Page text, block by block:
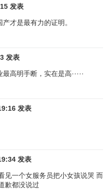
惠，而尽量缩减广告费
挥活动行销
在纳布拉斯加州费尔佰利的
队”，并组织参加了当地举
格外引人注目。为了给社
造欢乐气氛，沃尔玛会经
的竞赛活动。这一活动吸引
加、观看。新闻媒体的采访
的知名度。另外，在沃尔
发表
才是最有力的证明。
发表
高明手断，实在是高·····
发表
发表
见一个女服务员把小女孩说哭 而
歉都没说过